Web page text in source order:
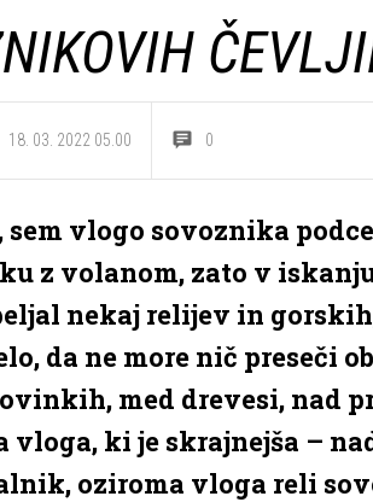
18. 03. 2022 05.00 0
sem vlogo sovoznika
z volanom, zato v
nekaj relijev in
da ne more nič preseči
med drevesi, nad
vloga, ki je skrajnejša –
oziroma vloga reli